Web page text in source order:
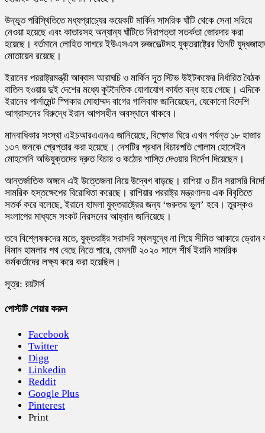
উদ্ভূত পরিস্থিতিতে মধ্যপ্রাচ্যের কয়েকটি মার্কিন সামরিক ঘাঁটি থেকে সেনা সরিয়ে
নেওয়া হয়েছে এবং কাতারসহ অন্যান্য ঘাঁটিতে নিরাপত্তা সতর্কতা জোরদার করা
হয়েছে। বর্তমানে লোহিত সাগরে ইউএসএস রুজভেল্টসহ যুক্তরাষ্ট্রের তিনটি
মোতায়েন রয়েছে।
ইরানের পররাষ্ট্রমন্ত্রী আব্বাস আরাঘচি ও মার্কিন দূত স্টিভ উইটকফের নির্ধারিত বৈঠক
বাতিল হওয়ায় দুই দেশের মধ্যে কূটনৈতিক যোগাযোগ কার্যত বন্ধ হয়ে গেছে। এদিকে
ইরানের পার্লামেন্ট স্পিকার মোহাম্মদ বাগের গালিবাফ জানিয়েছেন, যেকোনো বিদেশি
আগ্রাসনের বিরুদ্ধে ইরান আপসহীন অবস্থানে থাকবে।
মানবাধিকার সংস্থা এইচআরএএনএ জানিয়েছে, বিক্ষোভ ঘিরে এখন পর্যন্ত ১৮ হাজার
১৩৭ জনকে গ্রেপ্তার করা হয়েছে। দেশটির প্রধান বিচারপতি গোলাম হোসেইন
মোহসেনি অভিযুক্তদের দ্রুত বিচার ও কঠোর শাস্তি দেওয়ার নির্দেশ দিয়েছেন।
আন্তর্জাতিক অঙ্গনে এই উত্তেজনা নিয়ে উদ্বেগ বাড়ছে। রাশিয়া ও চীন সরাসরি
সামরিক হস্তক্ষেপের বিরোধিতা করেছে। রাশিয়ার পররাষ্ট্র মন্ত্রণালয় এক বিবৃতিতে
সতর্ক করে বলেছে, ইরানে হামলা যুক্তরাষ্ট্রের জন্য ‘গুরুতর ভুল’ হবে। তুরস্কও
সংলাপের মাধ্যমে সংকট নিরসনের আহ্বান জানিয়েছে।
তবে বিশ্লেষকদের মতে, যুক্তরাষ্ট্র সরাসরি স্থলযুদ্ধে না গিয়ে সীমিত আকারে ড্রোন
বিমান হামলার পথ বেছে নিতে পারে, যেমনটি ২০২০ সালে শীর্ষ ইরানি সামরিক
কর্মকর্তাদের লক্ষ্য করে করা হয়েছিল।
সূত্র: রয়টার্স
পোস্টটি শেয়ার করুন
Facebook
Twitter
Digg
Linkedin
Reddit
Google Plus
Pinterest
Print